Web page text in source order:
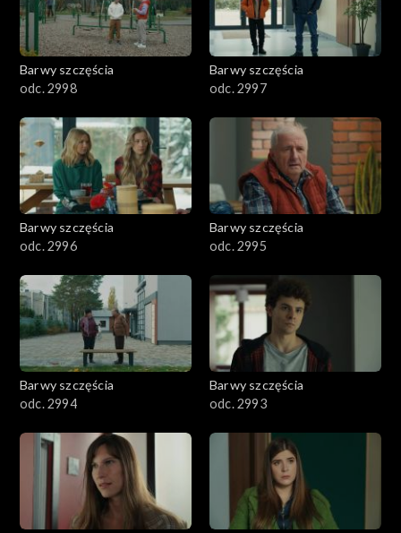
2801–2900
2701–2800
2501–2600
2401–2500
2301–2400
2201–2300
2101–2200
2001–2100
1801–1900
1701–1800
Barwy szczęścia
odc. 2998
Barwy szczęścia
odc. 2997
Barwy szczęścia
odc. 2996
Barwy szczęścia
odc. 2995
Barwy szczęścia
odc. 2994
Barwy szczęścia
odc. 2993